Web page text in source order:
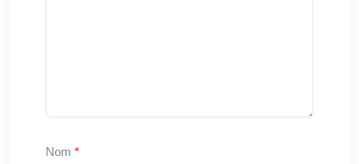
Nom *